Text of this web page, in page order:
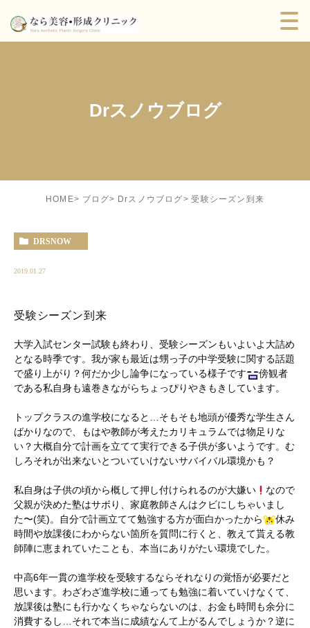
Drスノウブログ
HOME ブログ Drスノウブログ 受験シーズン到来
DRSNOW
2019.01.27
受験シーズン到来
大学入試センター試験も終わり、受験シーズンもいよいよ大詰め
となる時季です。我が家も最近は甥っ子の中学受験に関する話題
で盛り上がり？何だか少し論争になっている様子です
傍観者
である私自身も遠巻きながらちょっぴりやきもきしています。
トップクラスの進学校になると…そもそも地頭が優秀な学生さん
ばかりなので、もはや教師が考えたカリキュラムでは物足りな
い？大概自分で計画を立てて実行できる子供が多いようです。む
しろそれが出来ないとついていけないサバイバル環境かも？
私自身は子供の頃から概して押し付けられるのが大嫌い
なので
父親が決めた塾はサボり、家庭教師さんはクビにしちゃいまし
た〜(笑)。自分で計画立てて勉強する方が面白かったから
休み
時間や放課後にわからない箇所を質問に行くと、教えて貰える教
師陣に恵まれていたことも、本当にありがたい環境でした。
中高6年一貫の進学校を受験するならそれなりの覚悟が必要だと
思います。わざわざ進学校に通っても勉強に着いていけなくて、
放課後は塾にも行かなくちゃならないのは、お金も時間も余分に
消費するし…それで本当に成績なんて上がるんでしょうか？逆に